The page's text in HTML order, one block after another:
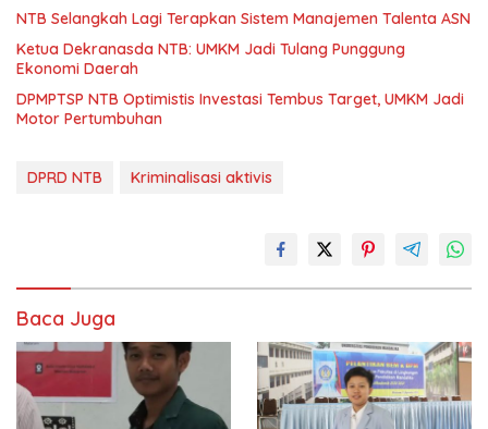
NTB Selangkah Lagi Terapkan Sistem Manajemen Talenta ASN
Ketua Dekranasda NTB: UMKM Jadi Tulang Punggung
Ekonomi Daerah
DPMPTSP NTB Optimistis Investasi Tembus Target, UMKM Jadi
Motor Pertumbuhan
DPRD NTB Kriminalisasi aktivis
Baca Juga